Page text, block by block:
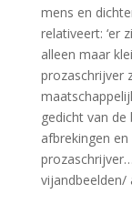
mens en
relativeert: ‘er
alleen maar
prozaschrijver
gedicht van
afbrekingen
vijandbeelden/